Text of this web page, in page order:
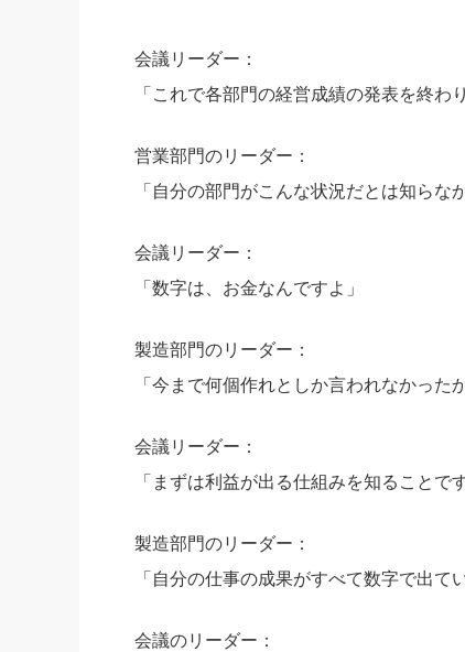
会議リーダー：
「これで各部門の経営成績の発表を終わ
営業部門のリーダー：
「自分の部門がこんな状況だとは知らな
会議リーダー：
「数字は、お金なんですよ」
製造部門のリーダー：
「今まで何個作れとしか言われなかった
会議リーダー：
「まずは利益が出る仕組みを知ることです
製造部門のリーダー：
「自分の仕事の成果がすべて数字で出て
会議のリーダー：